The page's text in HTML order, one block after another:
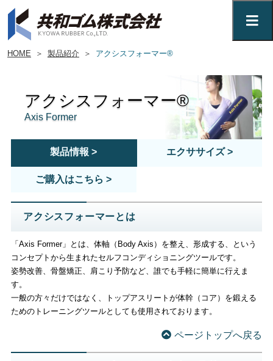
HOME ＞ 製品紹介 ＞ アクシスフォーマー®
アクシスフォーマー®
Axis Former
製品情報 > エクササイズ >
ご購入はこちら >
アクシスフォーマーとは
「 Axis Former」とは、体軸（Body Axis）を整え、形成する、という
コンセプトから生まれたセルフコンディショニングツールです。
姿勢改善、骨盤矯正、肩こり予防など、誰でも手軽に簡単に行えま
す。
一般の方々だけではなく、トップアスリートが体幹（コア）を鍛える
ためのトレーニングツールとしても使用されております。
ページトップへ戻る